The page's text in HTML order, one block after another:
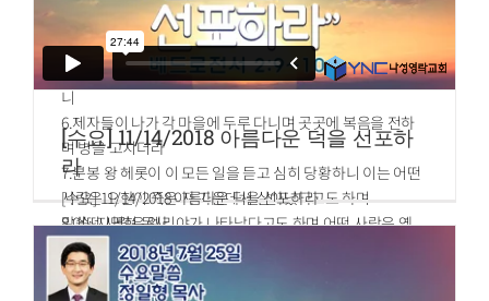
13.그런즉 깨어 있으라 너희는 그 날과 그 때를 알지 못하느니
라
4.어느 집에 들어가든지 거기서 머물다가 거기서 떠나라
5.누구든지 너희를 영접하지 아니하거든 그 성에서 떠날 때에
너희 발에서 먼지를 떨어 버려 그들에게 증거를 삼으라 하시
니
6.제자들이 나가 각 마을에 두루 다니며 곳곳에 복음을 전하
며 병을 고치더라
7.분봉 왕 헤롯이 이 모든 일을 듣고 심히 당황하니 이는 어떤
사람은 요한이 죽은 자 가운데서 살아났다고도 하며
8.어떤 사람은 엘리야가 나타났다고도 하며 어떤 사람은 옛
선지자 한 사람이 다시 살아났다고도 함이라
9.헤롯이 이르되 요한은 내가 목을 베었거늘 이제 이런 일이
[수요] 11/14/2018 아름다운 덕을 선포하
라
[수요] 11/14/2018 아름다운 덕을 선포하라
말씀: 지명현 목사
베드로전서 2:9~10
9.그러나 너희는 택하신 족속이요 왕 같은 제사장들이요 거룩